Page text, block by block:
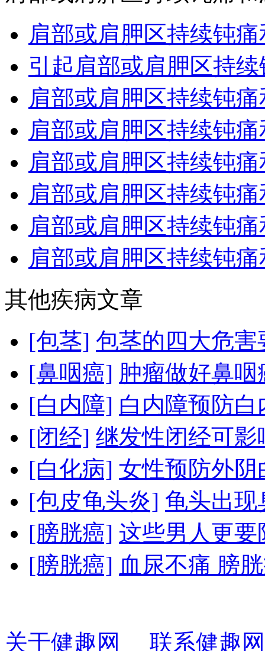
肩部或肩胛区持续钝
引起肩部或肩胛区持
肩部或肩胛区持续钝
肩部或肩胛区持续钝
肩部或肩胛区持续钝
肩部或肩胛区持续钝
肩部或肩胛区持续钝
肩部或肩胛区持续钝
其他疾病文章
[包茎] 包茎的四大危害
[鼻咽癌] 肿瘤做好鼻
[白内障] 白内障预防
[闭经] 继发性闭经可
[白化病] 女性预防外阴
[包皮龟头炎] 龟头出现
[膀胱癌] 这些男人更要
[膀胱癌] 血尿不痛 膀
关于健趣网
联系健趣网